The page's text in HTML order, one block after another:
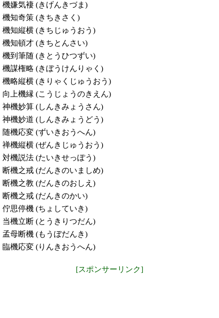
機嫌気褄 (きげんきづま)
機知奇策 (きちきさく)
機知縦横 (きちじゅうおう)
機知頓才 (きちとんさい)
機到筆随 (きとうひつずい)
機謀権略 (きぼうけんりゃく)
機略縦横 (きりゃくじゅうおう)
向上機縁 (こうじょうのきえん)
神機妙算 (しんきみょうさん)
神機妙道 (しんきみょうどう)
随機応変 (ずいきおうへん)
禅機縦横 (ぜんきじゅうおう)
対機説法 (たいきせっぽう)
断機之戒 (だんきのいましめ)
断機之教 (だんきのおしえ)
断機之戒 (だんきのかい)
佇思停機 (ちょしていき)
当機立断 (とうきりつだん)
孟母断機 (もうぼだんき)
臨機応変 (りんきおうへん)
[スポンサーリンク]